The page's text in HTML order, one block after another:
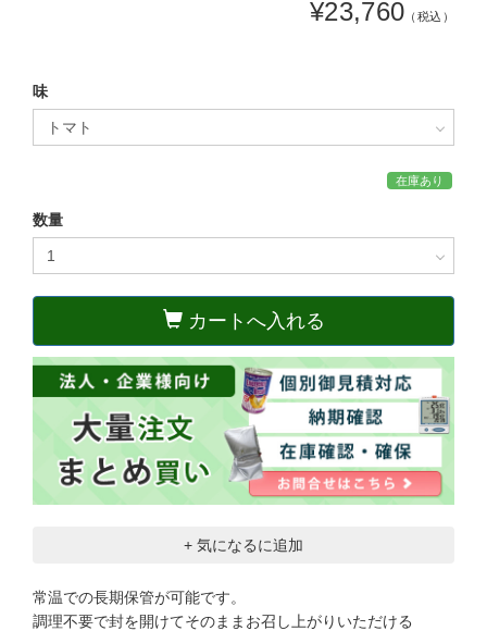
¥23,760 （税込）
味
在庫あり
数量
カートへ入れる
+ 気になるに追加
常温での長期保管が可能です。
調理不要で封を開けてそのままお召し上がりいただける